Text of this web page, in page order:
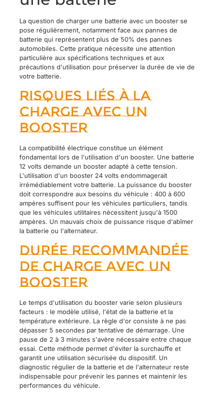
La question de charger une batterie avec un booster se
pose régulièrement, notamment face aux pannes de
batterie qui représentent plus de 50% des pannes
automobiles. Cette pratique nécessite une attention
particulière aux spécifications techniques et aux
précautions d'utilisation pour préserver la durée de vie de
votre batterie.
Risques liés à la
charge avec un
booster
La compatibilité électrique constitue un élément
fondamental lors de l'utilisation d'un booster. Une batterie
12 volts demande un booster adapté à cette tension.
L'utilisation d'un booster 24 volts endommagerait
irrémédiablement votre batterie. La puissance du booster
doit correspondre aux besoins du véhicule : 400 à 600
ampères suffisent pour les véhicules particuliers, tandis
que les véhicules utilitaires nécessitent jusqu'à 1500
ampères. Un mauvais choix de puissance risque d'abîmer
la batterie ou l'alternateur.
Durée recommandée
de charge avec un
booster
Le temps d'utilisation du booster varie selon plusieurs
facteurs : le modèle utilisé, l'état de la batterie et la
température extérieure. La règle d'or consiste à ne pas
dépasser 5 secondes par tentative de démarrage. Une
pause de 2 à 3 minutes s'avère nécessaire entre chaque
essai. Cette méthode permet d'éviter la surchauffe et
garantit une utilisation sécurisée du dispositif. Un
diagnostic régulier de la batterie et de l'alternateur reste
indispensable pour prévenir les pannes et maintenir les
performances du véhicule.